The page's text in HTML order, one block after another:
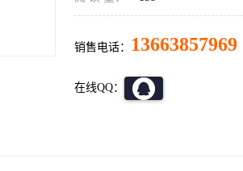
销售电话： 13663857969
在线QQ：